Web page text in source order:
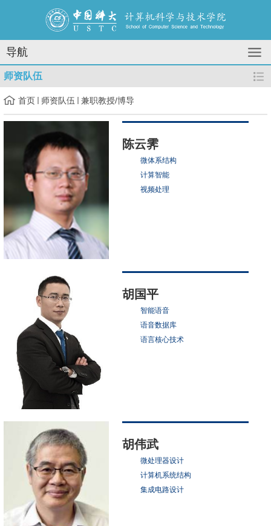
导航
师资队伍
首页 师资队伍 兼职教授/博导
陈云霁
微体系结构
计算智能
视频处理
胡国平
智能语音
语音数据库
语言核心技术
胡伟武
微处理器设计
计算机系统结构
集成电路设计